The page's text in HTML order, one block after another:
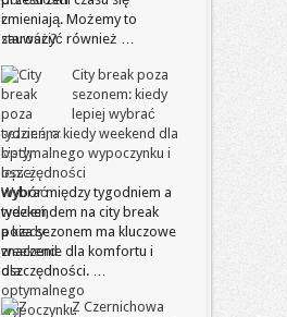
zmieniają. Możemy to
zauważyć również …
City break poza
sezonem: kiedy
lepiej wybrać
tydzień, a kiedy weekend dla
optymalnego wypoczynku i
oszczędności
Wybór między tygodniem a
weekendem na city break
poza sezonem ma kluczowe
znaczenie dla komfortu i
oszczędności. …
Z Czernichowa